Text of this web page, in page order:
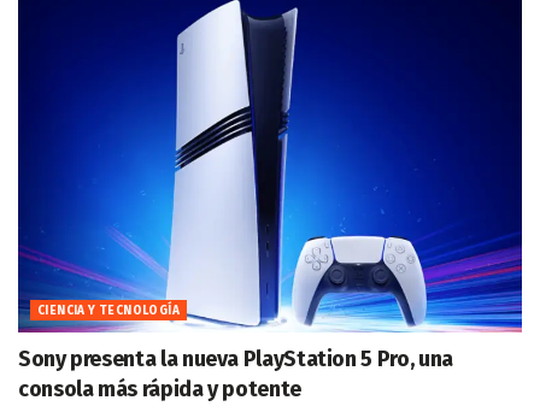
CIENCIA Y TECNOLOGÍA
Sony presenta la nueva PlayStation 5 Pro, una
consola más rápida y potente